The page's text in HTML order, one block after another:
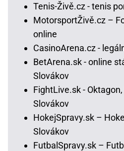
Tenis-Živě.cz - tenis
MotorsportŽivě.cz –
online
CasinoArena.cz -
BetArena.sk - online
Slovákov
FightLive.sk -
Slovákov
HokejSpravy.sk –
Slovákov
FutbalSpravy.sk –